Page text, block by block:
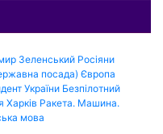
Зеленський Росіяни
посада) Європа
України Безпілотний
Харків Ракета. Машина.
мова